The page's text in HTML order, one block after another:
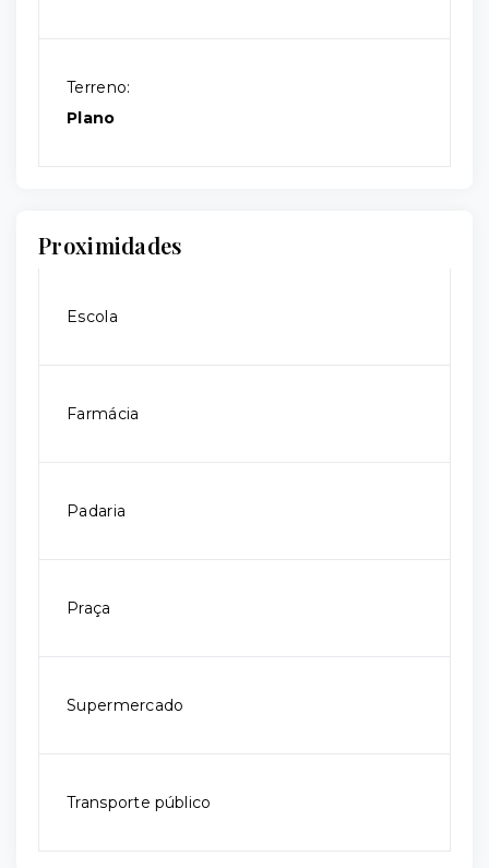
Terreno:
Plano
Proximidades
Escola
Farmácia
Padaria
Praça
Supermercado
Transporte público